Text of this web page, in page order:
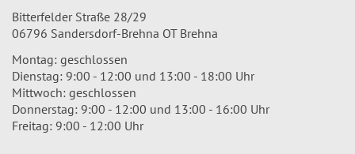
Bitterfelder Straße 28/29
06796 Sandersdorf-Brehna OT Brehna
Montag: geschlossen
Dienstag: 9:00 - 12:00 und 13:00 - 18:00 Uhr
Mittwoch: geschlossen
Donnerstag: 9:00 - 12:00 und 13:00 - 16:00 Uhr
Freitag: 9:00 - 12:00 Uhr